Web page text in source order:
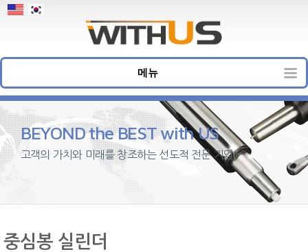
메뉴
BEYOND the BEST with US
고객의 가치와 미래를 창조하는 선도적 전문 기업
중심봉 실린더